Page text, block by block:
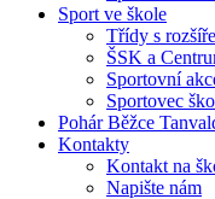
Sport ve škole
Třídy s
ŠSK a
Sportovní
Sportovec
Pohár Běžce
Kontakty
Kontakt na
Napište nám